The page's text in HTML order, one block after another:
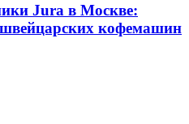
Jura в Москве:
кофемашин